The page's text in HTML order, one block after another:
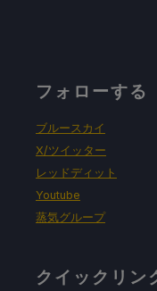
フォローする
ブルースカイ
X/ツイッター
レッドディット
Youtube
蒸気グループ
クイックリン